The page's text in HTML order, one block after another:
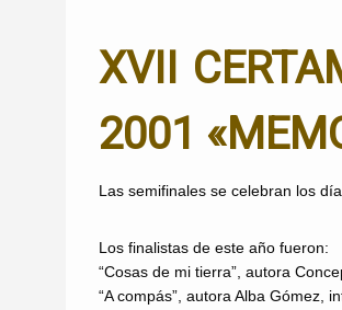
XVII
2001
Las semifinales se celebran los
Los finalistas de este año fueron:
“Cosas de mi tierra”, autora
“A compás”, autora Alba Gómez,